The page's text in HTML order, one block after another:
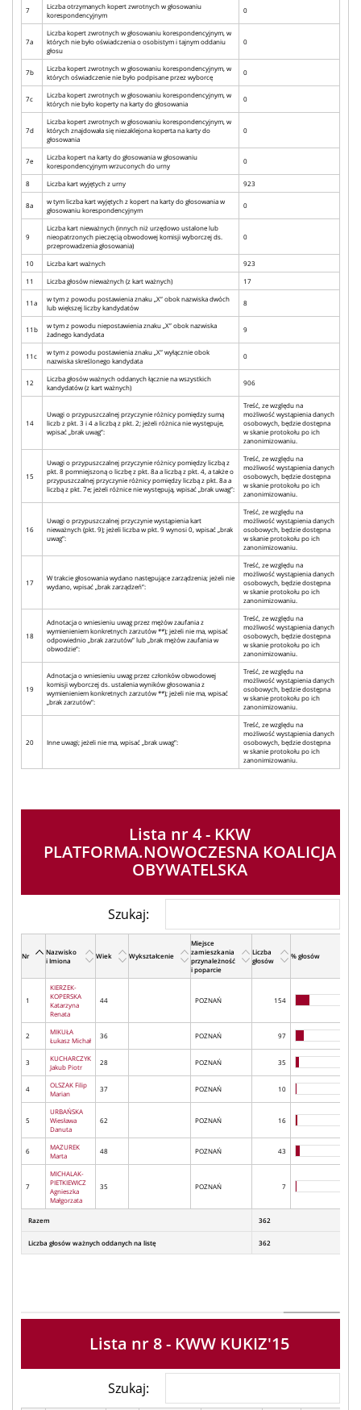
7
Liczba otrzymanych kopert zwrotnych w głosowaniu
korespondencyjnym
0
7a
Liczba kopert zwrotnych w głosowaniu korespondencyjnym, w
których nie było oświadczenia o osobistym i tajnym oddaniu
głosu
0
7b
Liczba kopert zwrotnych w głosowaniu korespondencyjnym, w
których oświadczenie nie było podpisane przez wyborcę
0
7c
Liczba kopert zwrotnych w głosowaniu korespondencyjnym, w
których nie było koperty na karty do głosowania
0
7d
Liczba kopert zwrotnych w głosowaniu korespondencyjnym, w
których znajdowała się niezaklejona koperta na karty do
głosowania
0
7e
Liczba kopert na karty do głosowania w głosowaniu
korespondencyjnym wrzuconych do urny
0
8 Liczba kart wyjętych z urny 923
8a
w tym liczba kart wyjętych z kopert na karty do głosowania w
głosowaniu korespondencyjnym
0
9
Liczba kart nieważnych (innych niż urzędowo ustalone lub
nieopatrzonych pieczęcią obwodowej komisji wyborczej ds.
przeprowadzenia głosowania)
0
10 Liczba kart ważnych
923
11
Liczba głosów nieważnych (z kart ważnych) 17
11a
w tym z powodu postawienia znaku „X” obok nazwiska dwóch
lub większej liczby kandydatów
8
11b
w tym z powodu niepostawienia znaku „X” obok nazwiska
żadnego kandydata
9
11c
w tym z powodu postawienia znaku „X” wyłącznie obok
nazwiska skreślonego kandydata
0
12
Liczba głosów ważnych oddanych łącznie na wszystkich
kandydatów (z kart ważnych)
906
14
Uwagi o przypuszczalnej przyczynie różnicy pomiędzy sumą
liczb z pkt. 3 i 4 a liczbą z pkt. 2; jeżeli różnica nie występuje,
wpisać „brak uwag”:
Treść, ze względu na
możliwość wystąpienia danych
osobowych, będzie dostępna
w skanie protokołu po ich
zanonimizowaniu.
15
Uwagi o przypuszczalnej przyczynie różnicy pomiędzy liczbą z
pkt. 8 pomniejszoną o liczbę z pkt. 8a a liczbą z pkt. 4, a także o
przypuszczalnej przyczynie różnicy pomiędzy liczbą z pkt. 8a a
liczbą z pkt. 7e; jeżeli różnice nie występują, wpisać „brak uwag”:
Treść, ze względu na
możliwość wystąpienia danych
osobowych, będzie dostępna
w skanie protokołu po ich
zanonimizowaniu.
16
Uwagi o przypuszczalnej przyczynie wystąpienia kart
nieważnych (pkt. 9); jeżeli liczba w pkt. 9 wynosi 0, wpisać „brak
uwag”:
Treść, ze względu na
możliwość wystąpienia danych
osobowych, będzie dostępna
w skanie protokołu po ich
zanonimizowaniu.
17
W trakcie głosowania wydano następujące zarządzenia; jeżeli nie
wydano, wpisać „brak zarządzeń”:
Treść, ze względu na
możliwość wystąpienia danych
osobowych, będzie dostępna
w skanie protokołu po ich
zanonimizowaniu.
18
Adnotacja o wniesieniu uwag przez mężów zaufania z
wymienieniem konkretnych zarzutów **); jeżeli nie ma, wpisać
odpowiednio „brak zarzutów” lub „brak mężów zaufania w
obwodzie”:
Treść, ze względu na
możliwość wystąpienia danych
osobowych, będzie dostępna
w skanie protokołu po ich
zanonimizowaniu.
19
Adnotacja o wniesieniu uwag przez członków obwodowej
komisji wyborczej ds. ustalenia wyników głosowania z
wymienieniem konkretnych zarzutów **); jeżeli nie ma, wpisać
„brak zarzutów”:
Treść, ze względu na
możliwość wystąpienia danych
osobowych, będzie dostępna
w skanie protokołu po ich
zanonimizowaniu.
20 Inne uwagi; jeżeli nie ma, wpisać „brak uwag”:
Treść, ze względu na
możliwość wystąpienia danych
osobowych, będzie dostępna
w skanie protokołu po ich
zanonimizowaniu.
Lista nr 4 - KKW
PLATFORMA.NOWOCZESNA KOALICJA
OBYWATELSKA
Szukaj:
Nr
Nazwisko
i Imiona
Wiek Wykształcenie
Miejsce
zamieszkania
przynależność
i poparcie
Liczba
głosów
% głosów
1
KIERZEK-
KOPERSKA
Katarzyna
Renata
44 POZNAŃ 154
2
MIKUŁA
Łukasz Michał
36 POZNAŃ 97
3
KUCHARCZYK
Jakub Piotr
28 POZNAŃ 35
4
OLSZAK Filip
Marian
37 POZNAŃ 10
5
URBAŃSKA
Wiesława
Danuta
62 POZNAŃ 16
6
MAZUREK
Marta
48 POZNAŃ 43
7
MICHALAK-
PIETKIEWICZ
Agnieszka
Małgorzata
35 POZNAŃ 7
Razem 362
Liczba głosów ważnych oddanych na listę 362
Lista nr 8 - KWW KUKIZ'15
Szukaj: